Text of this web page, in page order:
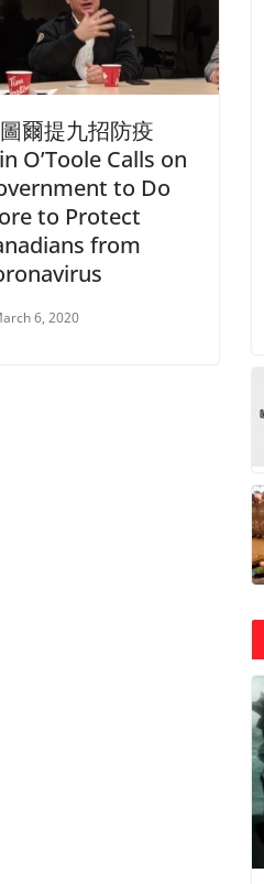
爾提九招防疫
O’Toole Calls on
to Do
to Protect
from
6, 2020